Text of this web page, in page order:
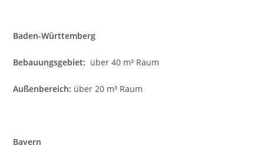
Baden-Württemberg
Bebauungsgebiet: über 40 m³ Raum
Außenbereich: über 20 m³ Raum
Bayern